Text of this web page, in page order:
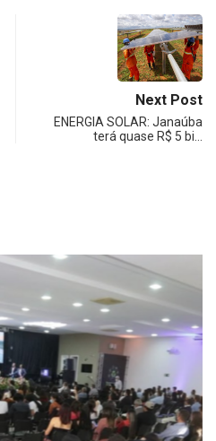
Next Post
ENERGIA SOLAR: Janaúba
terá quase R$ 5 bi…